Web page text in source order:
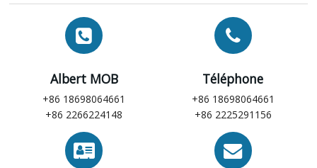
Albert MOB
+86 18698064661
+86 2266224148
Téléphone
+86 18698064661
+86 2225291156